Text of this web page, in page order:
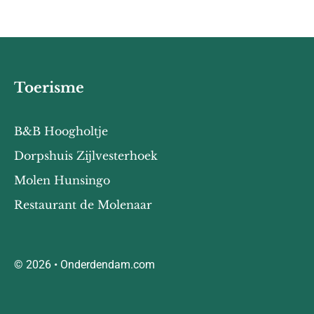
Toerisme
B&B Hoogholtje
Dorpshuis Zijlvesterhoek
Molen Hunsingo
Restaurant de Molenaar
© 2026 • Onderdendam.com